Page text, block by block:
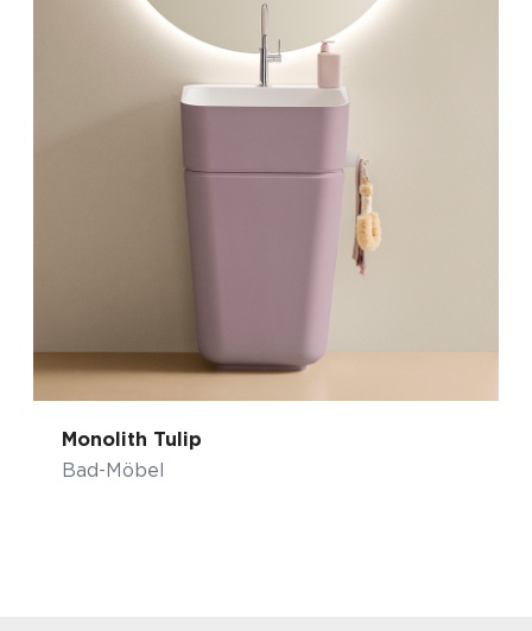
Monolith Tulip
Bad-Möbel